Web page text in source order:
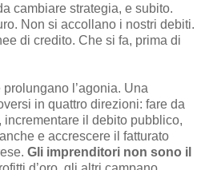
cambiare strategia, e subito.
Non si accollano i nostri debiti.
di credito. Che si fa, prima di
prolungano l’agonia. Una
in quattro direzioni: fare da
il debito pubblico,
e accrescere il fatturato
Gli imprenditori non sono il